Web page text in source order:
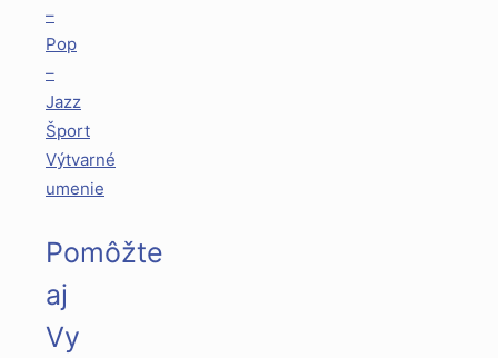
–
Pop
–
Jazz
Šport
Výtvarné
umenie
Pomôžte
aj
Vy